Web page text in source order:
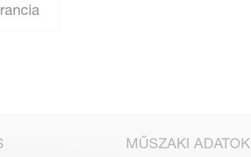
MŰSZAKI ADATOK